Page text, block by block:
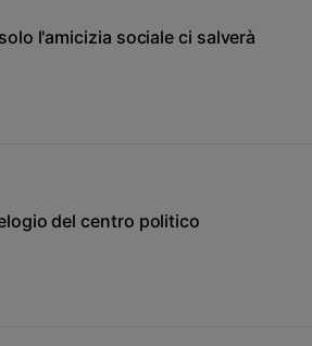
l'amicizia sociale ci salverà
del centro politico